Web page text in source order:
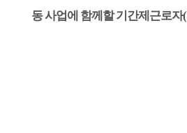
동 사업에 함께할 기간제근로자(